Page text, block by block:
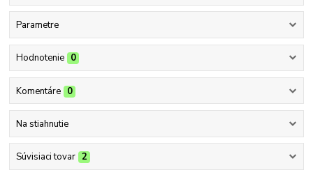
Parametre
Hodnotenie 0
Komentáre 0
Na stiahnutie
Súvisiaci tovar 2